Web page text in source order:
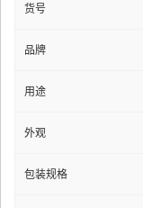
货号
品牌
用途
外观
包装规格